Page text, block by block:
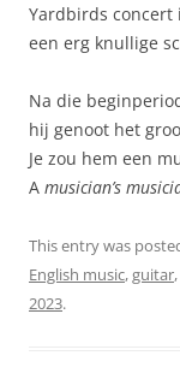
Yardbirds concert
een erg knullige
Na die
hij genoot het
Je zou hem een
A musician’s
This entry was
English music,guitar,
2023.